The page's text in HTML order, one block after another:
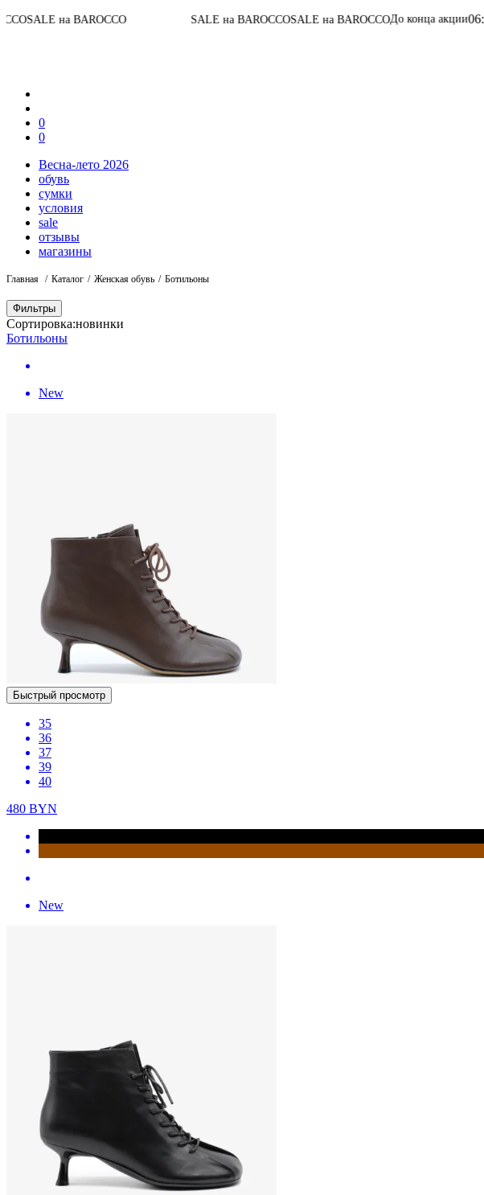
на BAROCCO SALE на BAROCCOSALE на BAROCCOДо конца акции06:05:31:03
0
0
Весна-лето 2026
обувь
сумки
условия
sale
отзывы
магазины
Главная Каталог Женская обувь Ботильоны
Фильтры
Сортировка:новинки
Ботильоны
New
Быстрый просмотр
35
36
37
39
40
480 BYN
New